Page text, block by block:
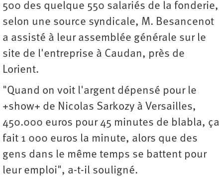
500 des quelque 550 salariés de la fonderie,
selon une source syndicale, M. Besancenot
a assisté à leur assemblée générale sur le
site de l'entreprise à Caudan, près de
Lorient.
"Quand on voit l'argent dépensé pour le
+show+ de Nicolas Sarkozy à Versailles,
450.000 euros pour 45 minutes de blabla, ça
fait 1 000 euros la minute, alors que des
gens dans le même temps se battent pour
leur emploi", a-t-il souligné.